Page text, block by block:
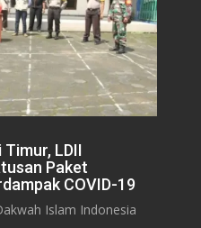
Timur, LDII
Paket
COVID-19
Islam Indonesia